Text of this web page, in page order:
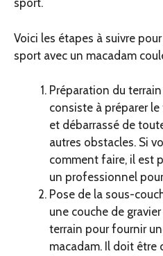
sport.
Voici les étapes à suivre
sport avec un macadam
Préparation du
consiste à préparer
et débarrassé de
autres obstacles. Si
comment faire, il est
un professionnel
Pose de la sous-
une couche de
terrain pour fournir
macadam. Il doit être